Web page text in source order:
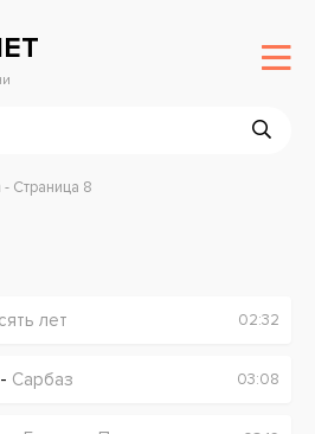
- Страница 8
лет 02:32
- Сарбаз 03:08